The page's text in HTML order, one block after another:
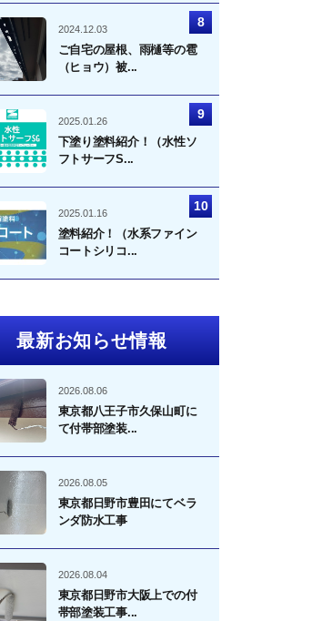
2024.12.03
ご自宅の屋根、雨樋等の雹
（ヒョウ）被...
2025.01.26
下塗り塗料紹介！（水性ソ
フトサーフS...
2025.01.16
塗料紹介！（水系ファイン
コートシリコ...
最新お知らせ情報
2026.08.06
東京都八王子市久保山町に
て付帯部塗装...
2026.08.05
東京都日野市豊田にてベラ
ンダ防水工事
2026.08.04
東京都日野市大阪上での付
帯部塗装工事...